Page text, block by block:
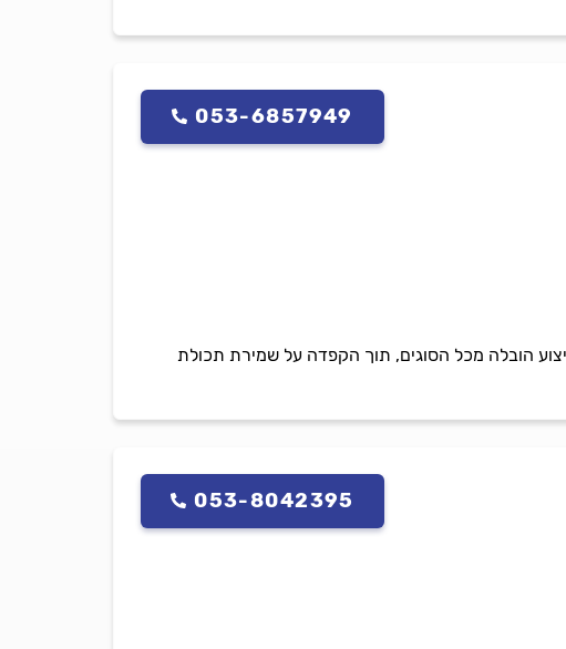
053-6857949
הובלה מכל הסוגים, תוך הקפדה על שמירת תכולת
053-8042395